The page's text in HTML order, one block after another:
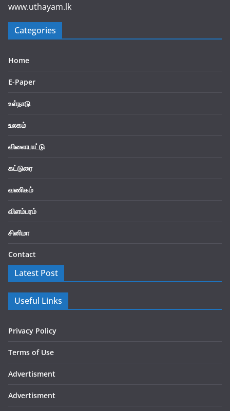
www.uthayam.lk
Categories
Home
E-Paper
உள்நாடு
உலகம்
விளையாட்டு
கட்டுரை
வணிகம்
விளம்பரம்
சினிமா
Contact
Latest Post
Useful Links
Privacy Policy
Terms of Use
Advertisment
Advertisment